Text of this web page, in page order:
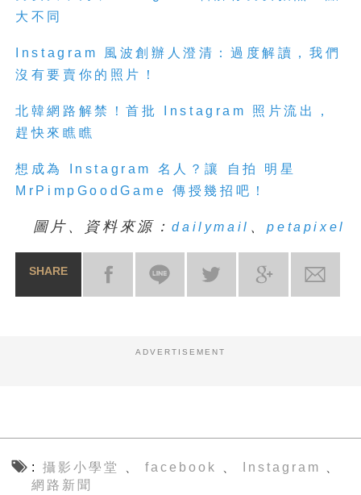
大不同
Instagram
風波創辦人澄清：過度解讀，我們
沒有要賣你的照片！
北韓網路解禁！首批 Instagram
照片流出，
趕快來瞧瞧
想成為 Instagram 名人？讓 自拍
明星
MrPimpGoodGame傳授幾招吧！
圖片、資料來源：dailymail 、petapixel
SHARE
ADVERTISEMENT
攝影小學堂 facebook Instagram
網路新聞